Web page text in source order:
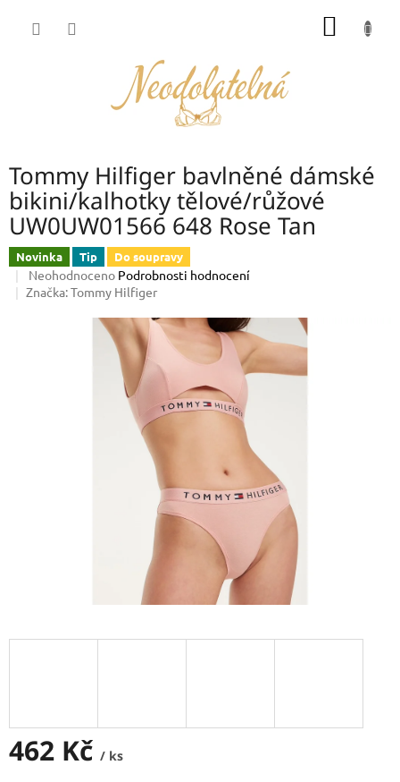
Tommy Hilfiger bavlněné dámské
bikini/kalhotky tělové/růžové
UW0UW01566 648 Rose Tan
Novinka Tip Do soupravy
Průměrné
hodnocení
Neohodnoceno Podrobnosti hodnocení
Značka:Tommy Hilfiger
462 Kč / ks